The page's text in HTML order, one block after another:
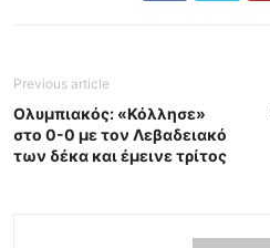
Previous article
Ολυμπιακός: «Κόλλησε»
στο 0-0 με τον Λεβαδειακό
των δέκα και έμεινε τρίτος